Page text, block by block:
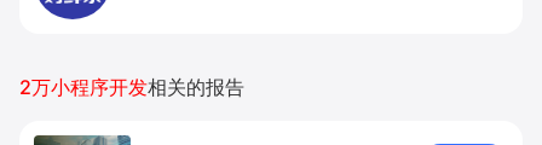
2万小程序开发相关的报告